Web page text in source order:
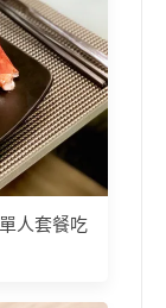
人套餐吃